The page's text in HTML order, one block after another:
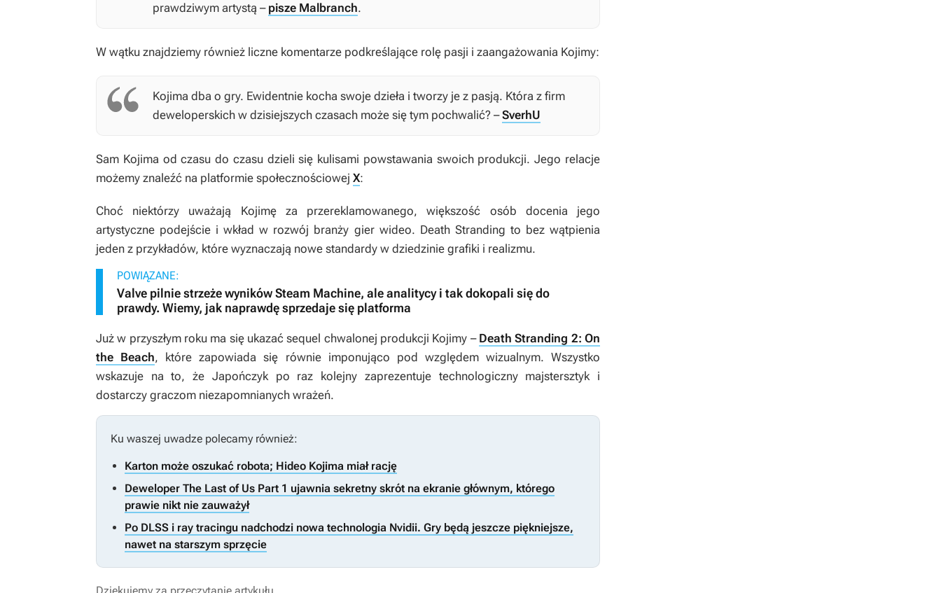
prawdziwym artystą – pisze Malbranch.
W wątku znajdziemy również liczne komentarze podkreślające rolę pasji i zaangażowania Kojimy:
Kojima dba o gry. Ewidentnie kocha swoje dzieła i tworzy je z pasją. Która z firm
deweloperskich w dzisiejszych czasach może się tym pochwalić? –SverhU
Sam Kojima od czasu do czasu dzieli się kulisami powstawania swoich produkcji. Jego relacje
możemy znaleźć na platformie społecznościowej X:
Choć niektórzy uważają Kojimę za przereklamowanego, większość osób docenia jego
artystyczne podejście i wkład w rozwój branży gier wideo. Death Stranding to bez wątpienia
jeden z przykładów, które wyznaczają nowe standardy w dziedzinie grafiki i realizmu.
POWIĄZANE:
Valve pilnie strzeże wyników Steam Machine, ale analitycy i tak dokopali się do
prawdy. Wiemy, jak naprawdę sprzedaje się platforma
Już w przyszłym roku ma się ukazać sequel chwalonej produkcji Kojimy – Death Stranding 2: On
the Beach, które zapowiada się równie imponująco pod względem wizualnym. Wszystko
wskazuje na to, że Japończyk po raz kolejny zaprezentuje technologiczny majstersztyk i
dostarczy graczom niezapomnianych wrażeń.
Ku waszej uwadze polecamy również:
Karton może oszukać robota; Hideo Kojima miał rację
Deweloper The Last of Us Part 1 ujawnia sekretny skrót na ekranie głównym, którego
prawie nikt nie zauważył
Po DLSS i ray tracingu nadchodzi nowa technologia Nvidii. Gry będą jeszcze piękniejsze,
nawet na starszym sprzęcie